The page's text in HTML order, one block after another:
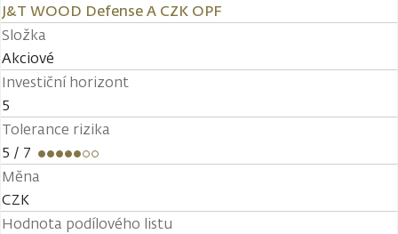
J&T WOOD Defense A CZK OPF
Složka
Akciové
Investiční horizont
5
Tolerance rizika
5 / 7
Měna
CZK
Hodnota podílového listu